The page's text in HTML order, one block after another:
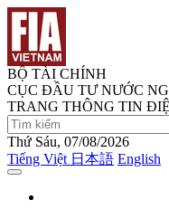
BỘ TÀI CHÍNH
CỤC ĐẦU TƯ NƯỚC
TRANG THÔNG TIN
Thứ Sáu, 07/08/2026
Tiếng Việt 日本語 English